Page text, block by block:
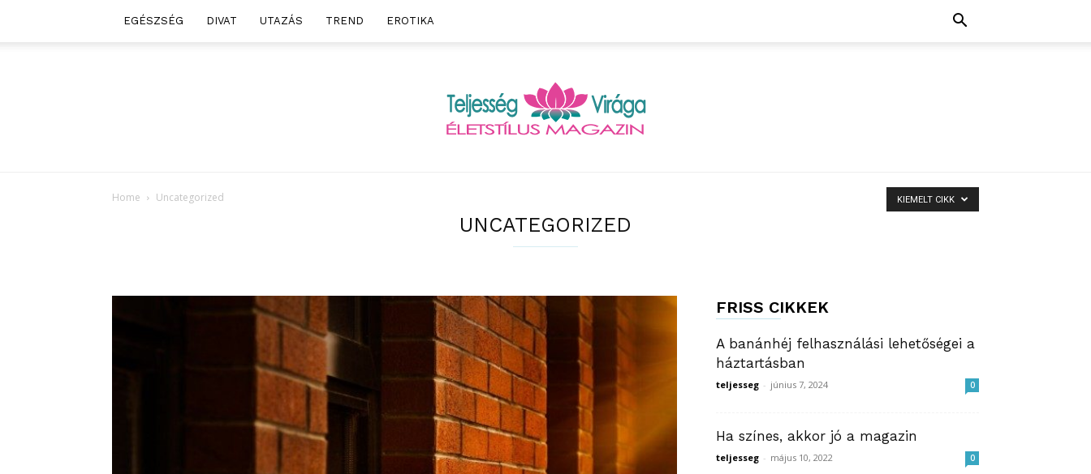
EGÉSZSÉG DIVAT UTAZÁS TREND EROTIKA
Virága
Home Uncategorized
UNCATEGORIZED
KIEMELT CIKK
FRISS CIKKEK
A banánhéj felhasználási lehetőségei a
háztartásban
teljesseg - június 7, 2024 0
Ha színes, akkor jó a magazin
teljesseg - május 10, 2022 0